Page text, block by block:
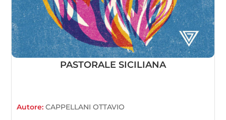
PASTORALE SICILIANA
Autore:CAPPELLANI OTTAVIO